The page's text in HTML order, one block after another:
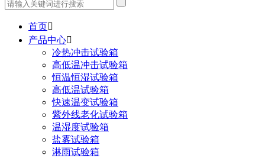
首页
产品中心
冷热冲击试验箱
高低温冲击试验箱
恒温恒湿试验箱
高低温试验箱
快速温变试验箱
紫外线老化试验箱
温湿度试验箱
盐雾试验箱
淋雨试验箱